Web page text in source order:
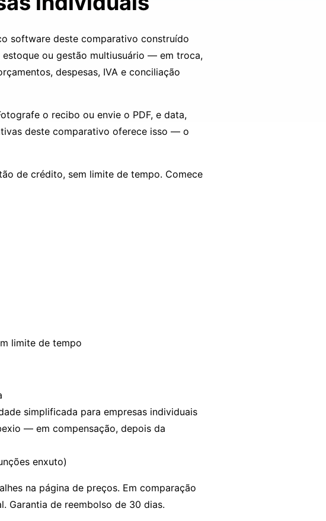
software deste comparativo construído
estoque ou gestão multiusuário — em troca,
despesas, IVA e conciliação
o recibo ou envie o PDF, e data,
deste comparativo oferece isso — o
de crédito, sem limite de tempo. Comece
limite de tempo
simplificada para empresas individuais
— em compensação, depois da
enxuto)
na página de preços. Em comparação
Garantia de reembolso de 30 dias.